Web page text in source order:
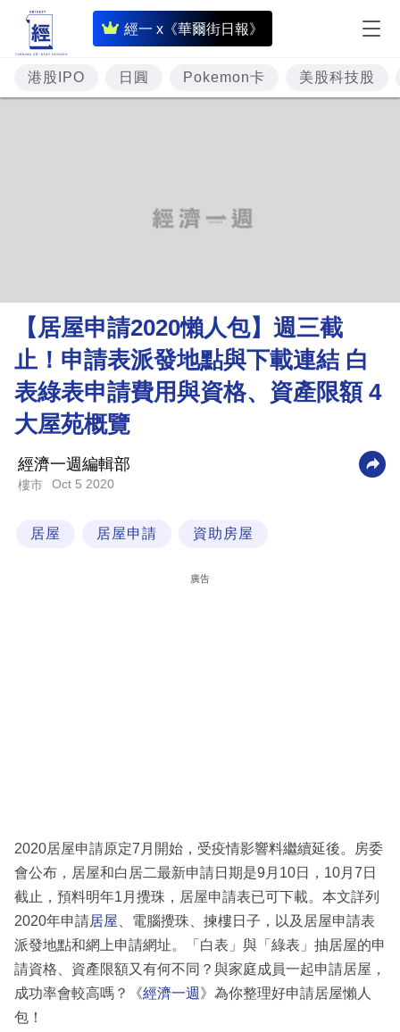
經一 x《華爾街日報》
即
時
財
經
理
財
商
業
科
職
生
港股IPO 日圓 Pokemon卡 美股科技股
【居屋申請2020懶人包】週三截
止！申請表派發地點與下載連結 白
表綠表申請費用與資格、資產限額 4
大屋苑概覽
經濟一週編輯部
樓市 Oct 5 2020
居屋 居屋申請 資助房屋
廣告
2020居屋申請原定7月開始，受疫情影響料繼續延後。房委
會公布，居屋和白居二最新申請日期是9月10日，10月7日
截止，預料明年1月攪珠，居屋申請表已可下載。本文詳列
2020年申請居屋 、電腦攪珠、揀樓日子，以及居屋申請表
派發地點和網上申請網址。「白表」與「綠表」抽居屋的申
請資格、資產限額又有何不同？與家庭成員一起申請居屋，
成功率會較高嗎？《經濟一週 》為你整理好申請居屋懶人
包！